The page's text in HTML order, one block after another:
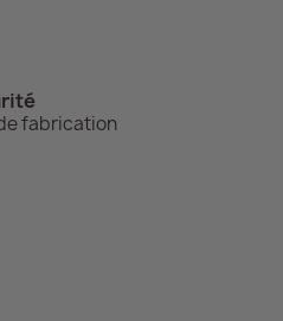
fabrication